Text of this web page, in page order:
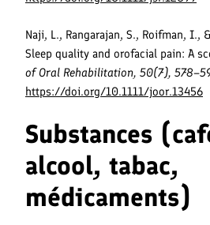
Naji, L., Rangarajan, S., Roifman, I.,
Sleep quality and orofacial pain: A
of Oral Rehabilitation, 50(7),
https://doi.org/10.1111/joor.13456
Substances
alcool, tabac,
médicaments)